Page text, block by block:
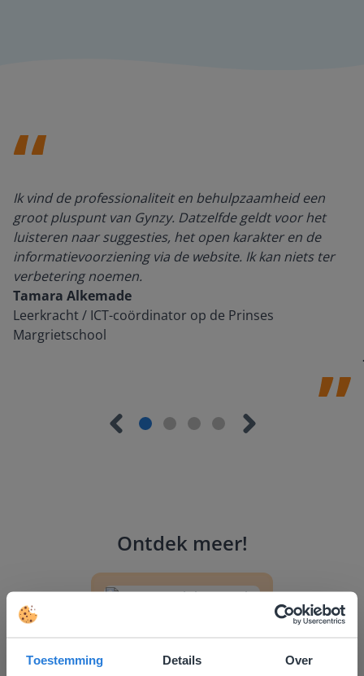
Toestemming Details Over
Ik vind de professionaliteit en behulpzaamheid een
groot pluspunt van Gynzy. Datzelfde geldt voor het
luisteren naar suggesties, het open karakter en de
informatievoorziening via de website. Ik kan niets ter
verbetering noemen.
Tamara Alkemade
Leerkracht / ICT-coördinator op de Prinses
Margrietschool
Ontdek meer!